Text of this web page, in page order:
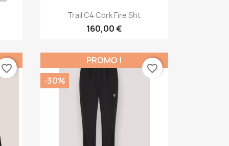
Aperçu rapide
Trail C4 Cork Fire Sht
160,00 €
favorite_border
PROMO !
-30%
favorite_border